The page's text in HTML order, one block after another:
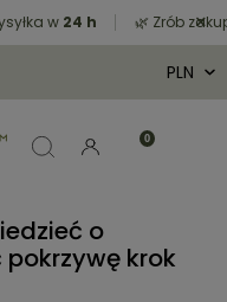
w24 h 🌿 Zrób zakupy
×
o
krok